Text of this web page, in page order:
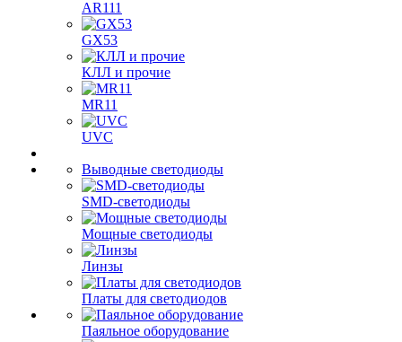
AR111
GX53
КЛЛ и прочие
MR11
UVC
Выводные светодиоды
SMD-светодиоды
Мощные светодиоды
Линзы
Платы для светодиодов
Паяльное оборудование